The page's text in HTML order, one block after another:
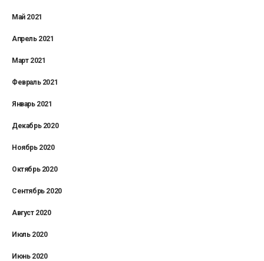
Май 2021
Апрель 2021
Март 2021
Февраль 2021
Январь 2021
Декабрь 2020
Ноябрь 2020
Октябрь 2020
Сентябрь 2020
Август 2020
Июль 2020
Июнь 2020